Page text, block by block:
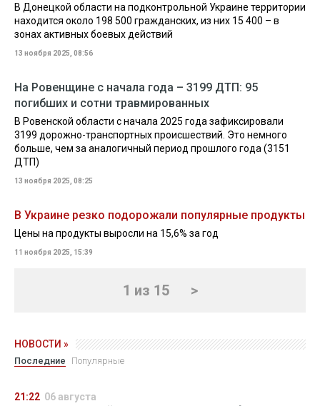
В Донецкой области на подконтрольной Украине территории
находится около 198 500 гражданских, из них 15 400 – в
зонах активных боевых действий
13 ноября 2025, 08:56
На Ровенщине с начала года – 3199 ДТП: 95
погибших и сотни травмированных
В Ровенской области с начала 2025 года зафиксировали
3199 дорожно-транспортных происшествий. Это немного
больше, чем за аналогичный период прошлого года (3151
ДТП)
13 ноября 2025, 08:25
В Украине резко подорожали популярные продукты
Цены на продукты выросли на 15,6% за год
11 ноября 2025, 15:39
1 из 15 >
НОВОСТИ »
Последние Популярные
21:22 06 августа